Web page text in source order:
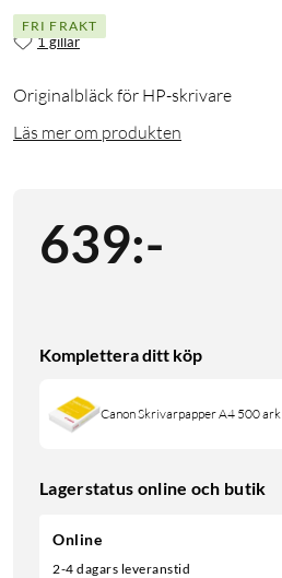
FRI FRAKT
1 gillar
Originalbläck för HP-skrivare
Läs mer om produkten
639:-
Komplettera ditt köp
Canon Skrivarpapper A4 500 ark
Lagerstatus online och butik
Online
2-4 dagars leveranstid